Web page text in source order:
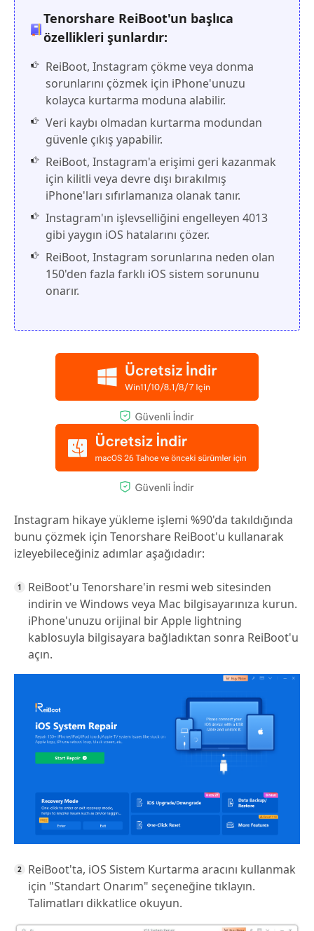
Tenorshare ReiBoot'un başlıca
özellikleri şunlardır:
ReiBoot, Instagram çökme veya donma
sorunlarını çözmek için iPhone'unuzu
kolayca kurtarma moduna alabilir.
Veri kaybı olmadan kurtarma modundan
güvenle çıkış yapabilir.
ReiBoot, Instagram'a erişimi geri kazanmak
için kilitli veya devre dışı bırakılmış
iPhone'ları sıfırlamanıza olanak tanır.
Instagram'ın işlevselliğini engelleyen 4013
gibi yaygın iOS hatalarını çözer.
ReiBoot, Instagram sorunlarına neden olan
150'den fazla farklı iOS sistem sorununu
onarır.
Instagram hikaye yükleme işlemi %90'da takıldığında
bunu çözmek için Tenorshare ReiBoot'u kullanarak
izleyebileceğiniz adımlar aşağıdadır:
ReiBoot'u Tenorshare'in resmi web sitesinden
indirin ve Windows veya Mac bilgisayarınıza kurun.
iPhone'unuzu orijinal bir Apple lightning
kablosuyla bilgisayara bağladıktan sonra ReiBoot'u
açın.
ReiBoot'ta, iOS Sistem Kurtarma aracını kullanmak
için "Standart Onarım" seçeneğine tıklayın.
Talimatları dikkatlice okuyun.